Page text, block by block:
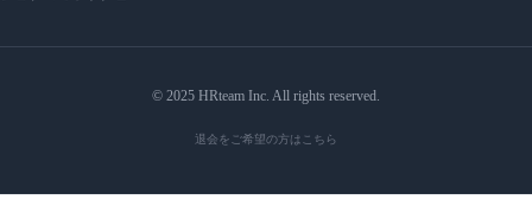
© 2025 HRteam Inc. All rights reserved.
退会をご希望の方はこちら